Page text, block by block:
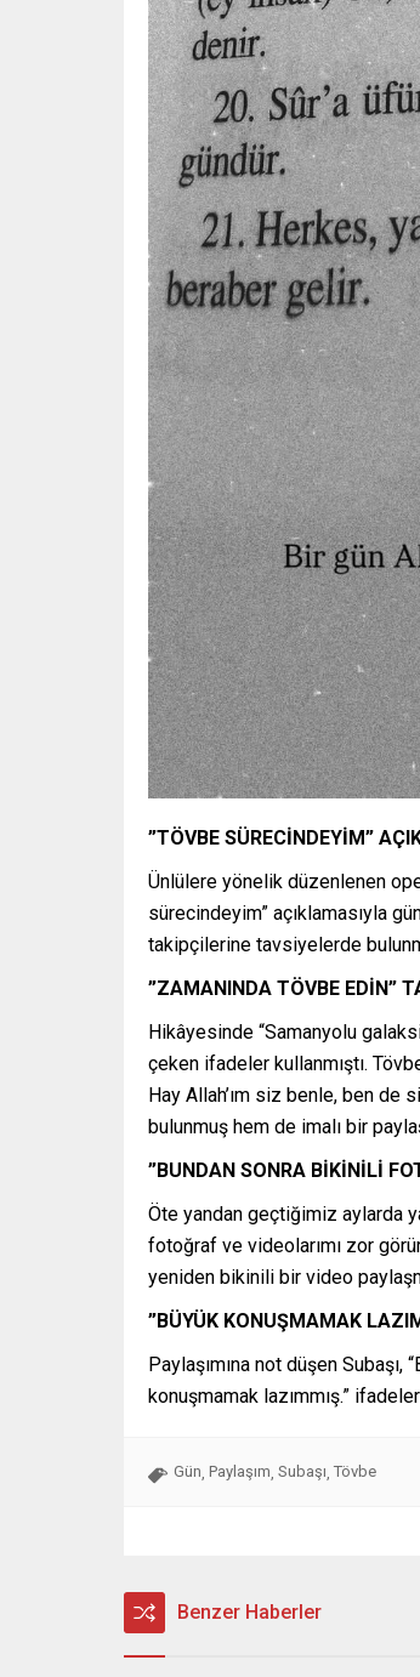
”TÖVBE SÜRECİNDEYİM”
Ünlülere yönelik düzenlenen
sürecindeyim” açıklamasıyla
takipçilerine tavsiyelerde
”ZAMANINDA TÖVBE EDİN”
Hikâyesinde “Samanyolu
çeken ifadeler kullanmıştı.
Hay Allah’ım siz benle, ben de
bulunmuş hem de imalı bir
”BUNDAN SONRA BİKİNİLİ
Öte yandan geçtiğimiz aylarda
fotoğraf ve videolarımı zor
yeniden bikinili bir video
”BÜYÜK KONUŞMAMAK
Paylaşımına not düşen
konuşmamak lazımmış.”
Gün Paylaşım Subaşı Tövbe
Benzer Haberler